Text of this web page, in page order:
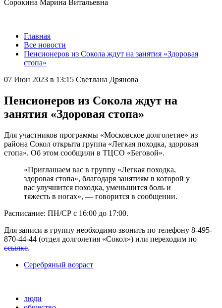
Сорокина Марина Витальевна
Главная
Все новости
Пенсионеров из Сокола ждут на занятия «Здоровая
стопа»
07 Июн 2023 в 13:15 Светлана Дрянова
Пенсионеров из Сокола ждут на
занятия «Здоровая стопа»
Для участников программы «Московское долголетие» из
района Сокол открыта группа «Легкая походка, здоровая
стопа». Об этом сообщили в ТЦСО «Беговой».
«Приглашаем вас в группу «Легкая походка,
здоровая стопа», благодаря занятиям в которой у
вас улучшится походка, уменьшится боль и
тяжесть в ногах», — говорится в сообщении.
Расписание: ПН/СР с 16:00 до 17:00.
Для записи в группу необходимо звонить по телефону 8-495-
870-44-44 (отдел долголетия «Сокол») или переходим по
ссылке.
Серебряный возраст
люди